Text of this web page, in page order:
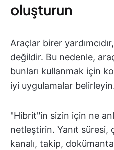
oluşturun
Araçlar birer
değildir. Bu nedenle,
bunları kullanmak için
iyi uygulamalar
"Hibrit"in sizin için ne
netleştirin. Yanıt süresi,
kanalı, takip,